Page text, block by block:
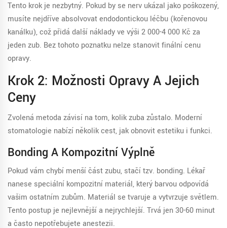
Tento krok je nezbytný. Pokud by se nerv ukázal jako poškozený,
musíte nejdříve absolvovat endodontickou léčbu (kořenovou
kanálku), což přidá další náklady ve výši 2 000-4 000 Kč za
jeden zub. Bez tohoto poznatku nelze stanovit finální cenu
opravy.
Krok 2: Možnosti Opravy A Jejich
Ceny
Zvolená metoda závisí na tom, kolik zuba zůstalo. Moderní
stomatologie nabízí několik cest, jak obnovit estetiku i funkci.
Bonding A Kompozitní Výplně
Pokud vám chybí menší část zubu, stačí tzv. bonding. Lékař
nanese speciální kompozitní materiál, který barvou odpovídá
vašim ostatním zubům. Materiál se tvaruje a vytvrzuje světlem.
Tento postup je nejlevnější a nejrychlejší. Trvá jen 30-60 minut
a často nepotřebujete anestezii.